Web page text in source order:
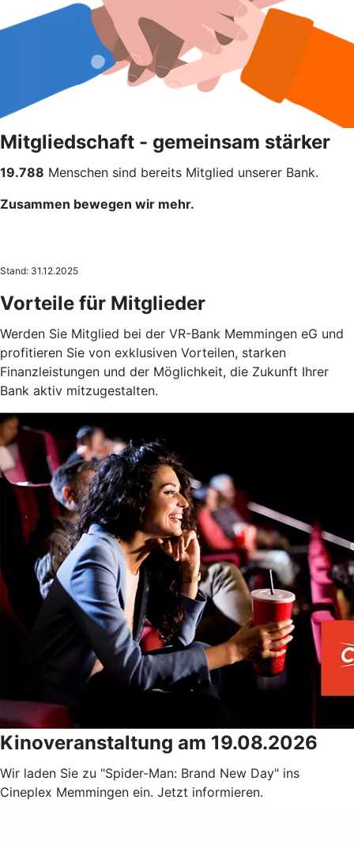
Mitgliedschaft - gemeinsam stärker
19.788 Menschen sind bereits Mitglied unserer Bank.
Zusammen bewegen wir mehr.
Stand: 31.12.2025
Vorteile für Mitglieder
Werden Sie Mitglied bei der VR-Bank Memmingen eG und
profitieren Sie von exklusiven Vorteilen, starken
Finanzleistungen und der Möglichkeit, die Zukunft Ihrer
Bank aktiv mitzugestalten.
Kinoveranstaltung am 19.08.2026
Wir laden Sie zu "Spider-Man: Brand New Day" ins
Cineplex Memmingen ein. Jetzt informieren.